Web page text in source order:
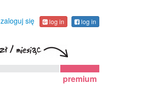
zaloguj się log in log in
premium